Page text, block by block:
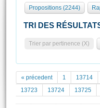
Groupes politiques
Europe et
Pétitions
Documents
Projets de loi
Présidence Conférence
Statistiques et
Documents de
( Constitution | Règlement
Assister à une séance
La Bibliothèque
Les archives
Propositions (2244)
TRI DES
Trier par pertinence (X)
« précedent 1 13714
13723
13724 13725